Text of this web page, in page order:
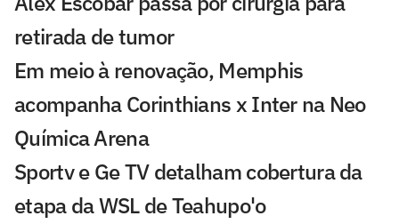
retirada de tumor
Em meio à renovação, Memphis
acompanha Corinthians x Inter na Neo
Química Arena
Sportv e Ge TV detalham cobertura da
etapa da WSL de Teahupo'o